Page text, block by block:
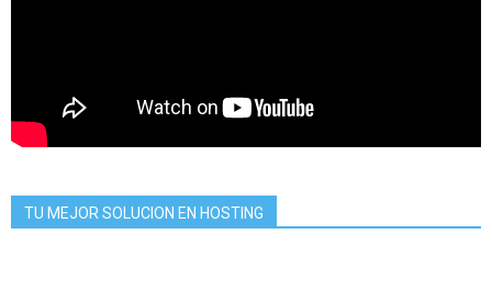
TU MEJOR SOLUCION EN HOSTING